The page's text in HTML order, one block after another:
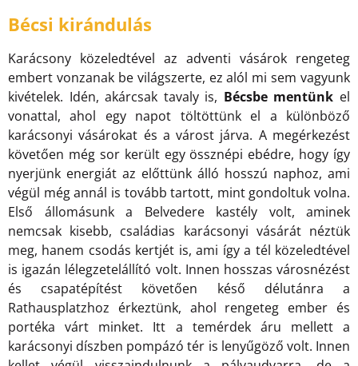
Bécsi kirándulás
Karácsony közeledtével az adventi vásárok rengeteg
embert vonzanak be világszerte, ez alól mi sem vagyunk
kivételek. Idén, akárcsak tavaly is, Bécsbe mentünk el
vonattal, ahol egy napot töltöttünk el a különböző
karácsonyi vásárokat és a várost járva. A megérkezést
követően még sor került egy össznépi ebédre, hogy így
nyerjünk energiát az előttünk álló hosszú naphoz, ami
végül még annál is tovább tartott, mint gondoltuk volna.
Első állomásunk a Belvedere kastély volt, aminek
nemcsak kisebb, családias karácsonyi vásárát néztük
meg, hanem csodás kertjét is, ami így a tél közeledtével
is igazán lélegzetelállító volt. Innen hosszas városnézést
és csapatépítést követően késő délutánra a
Rathausplatzhoz érkeztünk, ahol rengeteg ember és
portéka várt minket. Itt a temérdek áru mellett a
karácsonyi díszben pompázó tér is lenyűgöző volt. Innen